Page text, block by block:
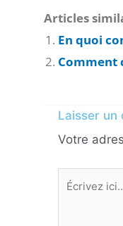
Articles
En quoi
Comment
Laisser un
Votre
Écrivez